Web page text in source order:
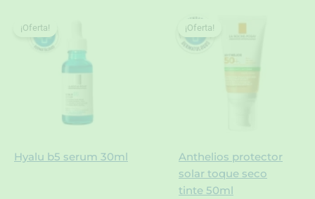
¡Oferta!
Hyalu b5 serum 30ml
¡Oferta! ¡Oferta!
Anthelios protector
solar toque seco
tinte 50ml
¡Oferta!